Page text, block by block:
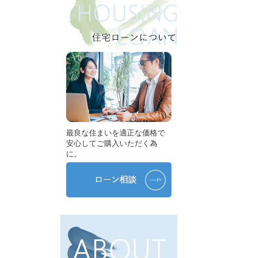
最良な住まいを適正な価格で
安心してご購入いただく為
に。